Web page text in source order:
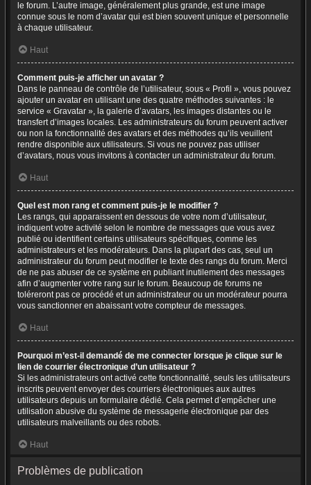
le forum. L’autre image, généralement plus grande, est une image
connue sous le nom d’avatar qui est bien souvent unique et personnelle
à chaque utilisateur.
Haut
Comment puis-je afficher un avatar ?
Dans le panneau de contrôle de l’utilisateur, sous « Profil », vous pouvez
ajouter un avatar en utilisant une des quatre méthodes suivantes : le
service « Gravatar », la galerie d’avatars, les images distantes ou le
transfert d’images locales. Les administrateurs du forum peuvent activer
ou non la fonctionnalité des avatars et des méthodes qu’ils veuillent
rendre disponible aux utilisateurs. Si vous ne pouvez pas utiliser
d’avatars, nous vous invitons à contacter un administrateur du forum.
Haut
Quel est mon rang et comment puis-je le modifier ?
Les rangs, qui apparaissent en dessous de votre nom d’utilisateur,
indiquent votre activité selon le nombre de messages que vous avez
publié ou identifient certains utilisateurs spécifiques, comme les
administrateurs et les modérateurs. Dans la plupart des cas, seul un
administrateur du forum peut modifier le texte des rangs du forum. Merci
de ne pas abuser de ce système en publiant inutilement des messages
afin d’augmenter votre rang sur le forum. Beaucoup de forums ne
toléreront pas ce procédé et un administrateur ou un modérateur pourra
vous sanctionner en abaissant votre compteur de messages.
Haut
Pourquoi m’est-il demandé de me connecter lorsque je clique sur le
lien de courrier électronique d’un utilisateur ?
Si les administrateurs ont activé cette fonctionnalité, seuls les utilisateurs
inscrits peuvent envoyer des courriers électroniques aux autres
utilisateurs depuis un formulaire dédié. Cela permet d’empêcher une
utilisation abusive du système de messagerie électronique par des
utilisateurs malveillants ou des robots.
Haut
Problèmes de publication